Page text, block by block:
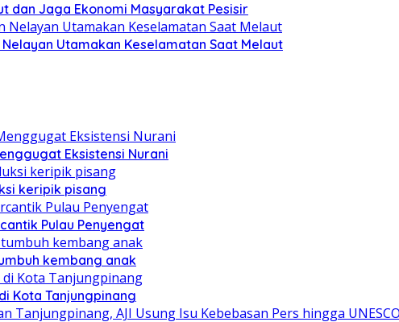
dan Jaga Ekonomi Masyarakat Pesisir
Utamakan Keselamatan Saat Melaut
Eksistensi Nurani
keripik pisang
Pulau Penyengat
kembang anak
Kota Tanjungpinang